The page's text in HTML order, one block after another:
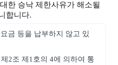
한 승낙 제한사유가 해소될
합니다.
금 등을 납부하지 않고 있
2조 제1호의 4에 의하여 통